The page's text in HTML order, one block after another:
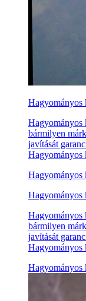
Hagyományos
Hagyományos
bármilyen
javítását
Hagyományos
Hagyományos
Hagyományos
Hagyományos
bármilyen
javítását
Hagyományos
Hagyományos